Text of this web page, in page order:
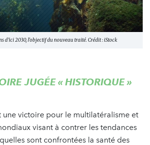
d'ici 2030, l'objectif du nouveau traité. Crédit : iStock
JUGÉE « HISTORIQUE »
une victoire pour le multilatéralisme et
visant à contrer les tendances
sont confrontées la santé des